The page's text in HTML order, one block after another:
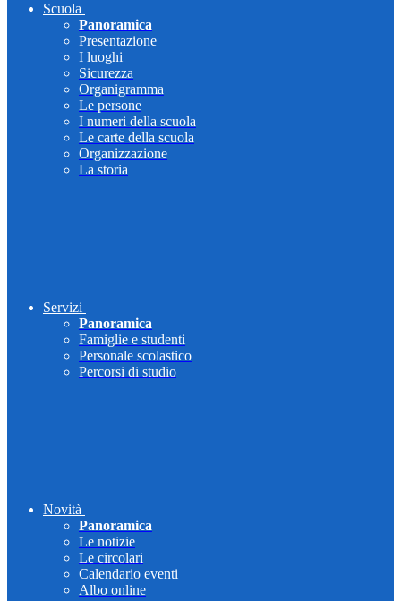
Scuola
Panoramica
Presentazione
I luoghi
Sicurezza
Organigramma
Le persone
I numeri della scuola
Le carte della scuola
Organizzazione
La storia
Servizi
Panoramica
Famiglie e studenti
Personale scolastico
Percorsi di studio
Novità
Panoramica
Le notizie
Le circolari
Calendario eventi
Albo online